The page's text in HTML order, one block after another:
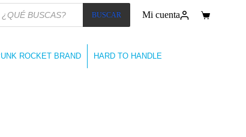
BUSCAR Mi cuenta
Carro
ROCKET BRAND HARD TO HANDLE